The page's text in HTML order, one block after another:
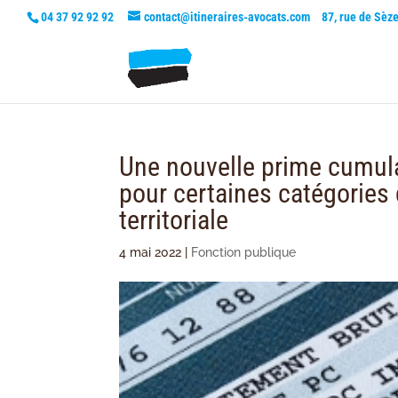
04 37 92 92 92 contact@itineraires-avocats.com 87, rue de
Une nouvelle prime
pour certaines
territoriale
4 mai 2022 Fonction publique